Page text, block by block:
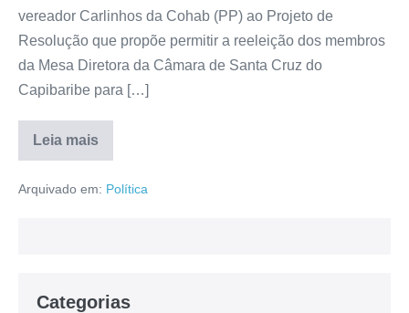
vereador Carlinhos da Cohab (PP) ao Projeto de
Resolução que propõe permitir a reeleição dos membros
da Mesa Diretora da Câmara de Santa Cruz do
Capibaribe para […]
Leia mais
Arquivado em: Política
Categorias